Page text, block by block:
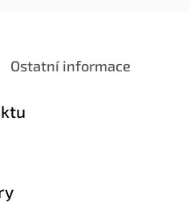
Ostatní informace